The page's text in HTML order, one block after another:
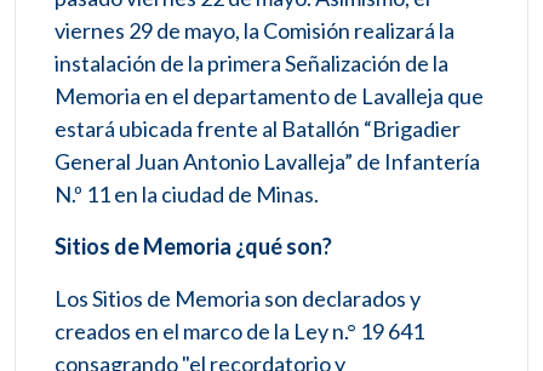
viernes 29 de mayo, la Comisión realizará la
instalación de la primera Señalización de la
Memoria en el departamento de Lavalleja que
estará ubicada frente al Batallón “Brigadier
General Juan Antonio Lavalleja” de Infantería
N.º 11 en la ciudad de Minas.
Sitios de Memoria ¿qué son?
Los Sitios de Memoria son declarados y
creados en el marco de la Ley n.° 19 641
consagrando "el recordatorio y